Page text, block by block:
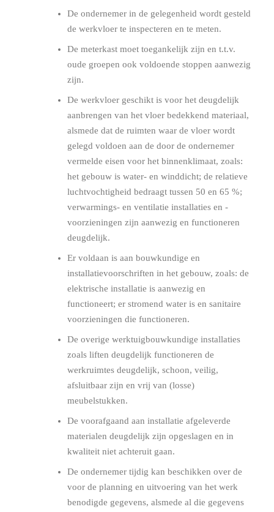
De ondernemer in de gelegenheid wordt gesteld
de werkvloer te inspecteren en te meten.
De meterkast moet toegankelijk zijn en t.t.v.
oude groepen ook voldoende stoppen aanwezig
zijn.
De werkvloer geschikt is voor het deugdelijk
aanbrengen van het vloer bedekkend materiaal,
alsmede dat de ruimten waar de vloer wordt
gelegd voldoen aan de door de ondernemer
vermelde eisen voor het binnenklimaat, zoals:
het gebouw is water- en winddicht; de relatieve
luchtvochtigheid bedraagt tussen 50 en 65 %;
verwarmings- en ventilatie installaties en -
voorzieningen zijn aanwezig en functioneren
deugdelijk.
Er voldaan is aan bouwkundige en
installatievoorschriften in het gebouw, zoals: de
elektrische installatie is aanwezig en
functioneert; er stromend water is en sanitaire
voorzieningen die functioneren.
De overige werktuigbouwkundige installaties
zoals liften deugdelijk functioneren de
werkruimtes deugdelijk, schoon, veilig,
afsluitbaar zijn en vrij van (losse)
meubelstukken.
De voorafgaand aan installatie afgeleverde
materialen deugdelijk zijn opgeslagen en in
kwaliteit niet achteruit gaan.
De ondernemer tijdig kan beschikken over de
voor de planning en uitvoering van het werk
benodigde gegevens, alsmede al die gegevens